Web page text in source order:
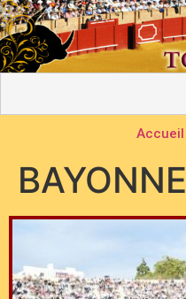
Accueil
BAYONNE